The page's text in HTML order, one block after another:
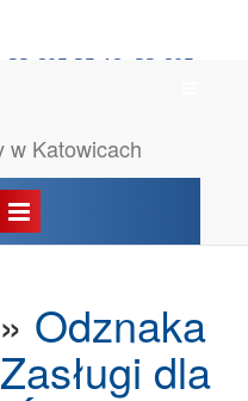
605 35 18, 32 605
Likwidacja POZ → komunikat
w Katowicach
» Odznaka
dla